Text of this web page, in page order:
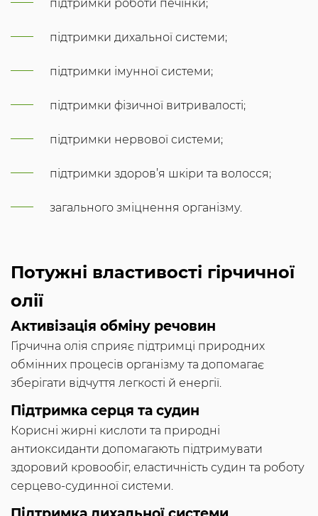
підтримки роботи печінки;
підтримки дихальної системи;
підтримки імунної системи;
підтримки фізичної витривалості;
підтримки нервової системи;
підтримки здоров’я шкіри та волосся;
загального зміцнення організму.
Потужні властивості гірчичної
олії
Активізація обміну речовин
Гірчична олія сприяє підтримці природних
обмінних процесів організму та допомагає
зберігати відчуття легкості й енергії.
Підтримка серця та судин
Корисні жирні кислоти та природні
антиоксиданти допомагають підтримувати
здоровий кровообіг, еластичність судин та роботу
серцево-судинної системи.